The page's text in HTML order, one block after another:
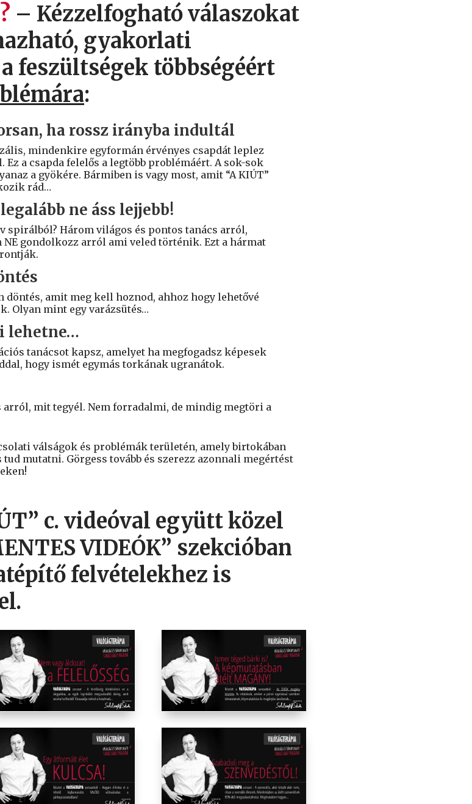
– Kézzelfogható válaszokat
gyakorlati
feszültségek többségéért
:
ha rossz irányba indultál
mindenkire egyformán érvényes csapdát leplez
Ez a csapda felelős a legtöbb problémáért. A sok-sok
a gyökére. Bármiben is vagy most, amit “A KIÚT”
rád…
ne áss lejjebb!
spirálból? Három világos és pontos tanács arról,
gondolkozz arról ami veled történik. Ezt a hármat
döntés, amit meg kell hoznod, ahhoz hogy lehetővé
Olyan mint egy varázsütés…
lehetne…
tanácsot kapsz, amelyet ha megfogadsz képesek
hogy ismét egymás torkának ugranátok.
mit tegyél. Nem forradalmi, de mindig megtöri a
válságok és problémák területén, amely birtokában
tud mutatni. Görgess tovább és szerezz azonnali megértést
c. videóval együtt közel
VIDEÓK” szekcióban
felvételekhez is